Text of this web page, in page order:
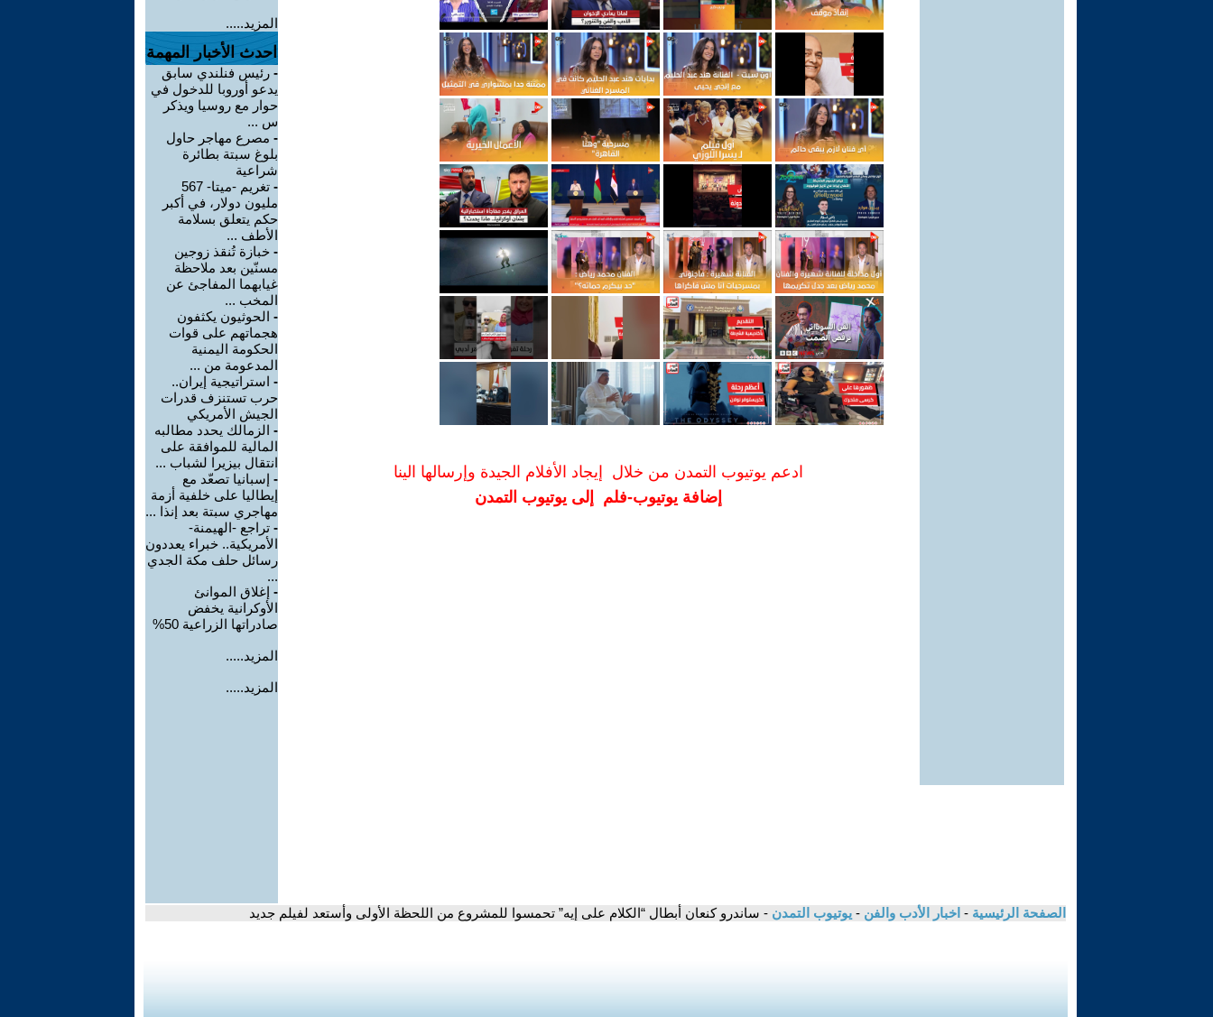
ادعم يوتيوب التمدن من خلال إيجاد الأفلام الجيدة وإرسالها الينا
إضافة يوتيوب-فلم إلى يوتيوب التمدن
المزيد.....
احدث الأخبار المهمة
- رئيس فنلندي سابق
يدعو أوروبا للدخول في
حوار مع روسيا ويذكر
س ...
- مصرع مهاجر حاول
بلوغ سبتة بطائرة
شراعية
-
تغريم -ميتا- 567
مليون دولار، في أكبر
حكم يتعلق بسلامة
الأطف ...
- خبازة تُنقذ زوجين
مسنّين بعد ملاحظة
غيابهما المفاجئ عن
المخب ...
- الحوثيون يكثفون
هجماتهم على قوات
الحكومة اليمنية
المدعومة من ...
- استراتيجية إيران..
حرب تستنزف قدرات
الجيش الأمريكي
- الزمالك يحدد مطالبه
المالية للموافقة على
انتقال بيزيرا لشباب ...
- إسبانيا تصعّد مع
إيطاليا على خلفية أزمة
مهاجري سبتة بعد إنذا ...
- تراجع -الهيمنة-
الأمريكية.. خبراء يعددون
رسائل حلف مكة الجدي
...
- إغلاق الموانئ
الأوكرانية يخفض
صادراتها الزراعية 50%
المزيد.....
المزيد.....
الصفحة الرئيسية - اخبار الأدب والفن - يوتيوب التمدن - ساندرو كنعان أبطال “الكلام على إيه” تحمسوا للمشروع من اللحظة الأولى وأستعد لفيلم جديد